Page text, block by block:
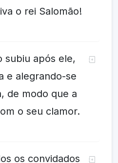
o rei Salomão!
subiu após ele,
e alegrando-se
de modo que a
o seu clamor.
os convidados